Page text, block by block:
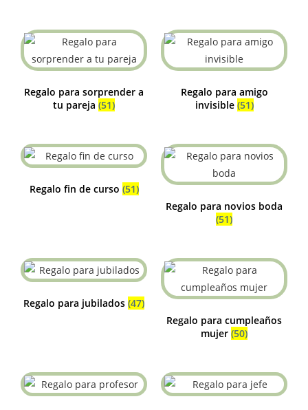
Regalo para sorprender a
tu pareja (51)
Regalo para amigo
invisible (51)
Regalo fin de curso (51)
Regalo para novios boda
(51)
Regalo para jubilados (47)
Regalo para cumpleaños
mujer (50)